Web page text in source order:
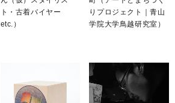
ト・古着バイヤー
etc.）
りプロジェクト｜青山
学院大学鳥越研究室）